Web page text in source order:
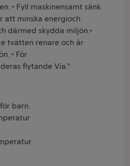
• Fyll maskinensamt sänk
att minska energioch
därmed skydda miljön.•
tvätten renare och är
• För
flytande Via."
barn.